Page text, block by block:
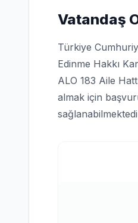
Vatandaş
Türkiye
Edinme Hakkı
ALO 183 Aile
almak için